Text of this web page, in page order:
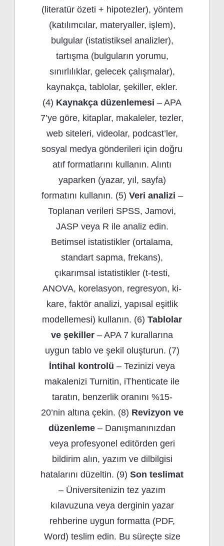
(literatür özeti + hipotezler), yöntem
(katılımcılar, materyaller, işlem),
bulgular (istatistiksel analizler),
tartışma (bulguların yorumu,
sınırlılıklar, gelecek çalışmalar),
kaynakça, tablolar, şekiller, ekler.
(4) Kaynakça düzenlemesi – APA
7’ye göre, kitaplar, makaleler, tezler,
web siteleri, videolar, podcast’ler,
sosyal medya gönderileri için doğru
atıf formatlarını kullanın. Alıntı
yaparken (yazar, yıl, sayfa)
formatını kullanın. (5) Veri analizi –
Toplanan verileri SPSS, Jamovi,
JASP veya R ile analiz edin.
Betimsel istatistikler (ortalama,
standart sapma, frekans),
çıkarımsal istatistikler (t-testi,
ANOVA, korelasyon, regresyon, ki-
kare, faktör analizi, yapısal eşitlik
modellemesi) kullanın. (6) Tablolar
ve şekiller – APA 7 kurallarına
uygun tablo ve şekil oluşturun. (7)
İntihal kontrolü – Tezinizi veya
makalenizi Turnitin, iThenticate ile
taratın, benzerlik oranını %15-
20’nin altına çekin. (8) Revizyon ve
düzenleme – Danışmanınızdan
veya profesyonel editörden geri
bildirim alın, yazım ve dilbilgisi
hatalarını düzeltin. (9) Son teslimat
– Üniversitenizin tez yazım
kılavuzuna veya derginin yazar
rehberine uygun formatta (PDF,
Word) teslim edin. Bu süreçte size